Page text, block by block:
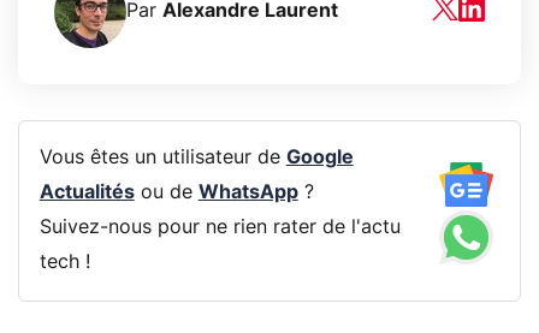
Par Alexandre Laurent
Vous êtes un utilisateur de Google
Actualitésou de WhatsApp?
Suivez-nous pour ne rien rater de l'actu
tech !